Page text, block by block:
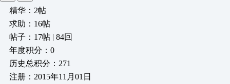
精华：2帖
求助：16帖
帖子：17帖 | 84回
年度积分：0
历史总积分：271
注册：2015年11月01日